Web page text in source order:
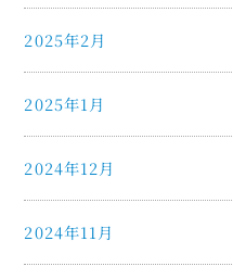
2025年2月
2025年1月
2024年12月
2024年11月